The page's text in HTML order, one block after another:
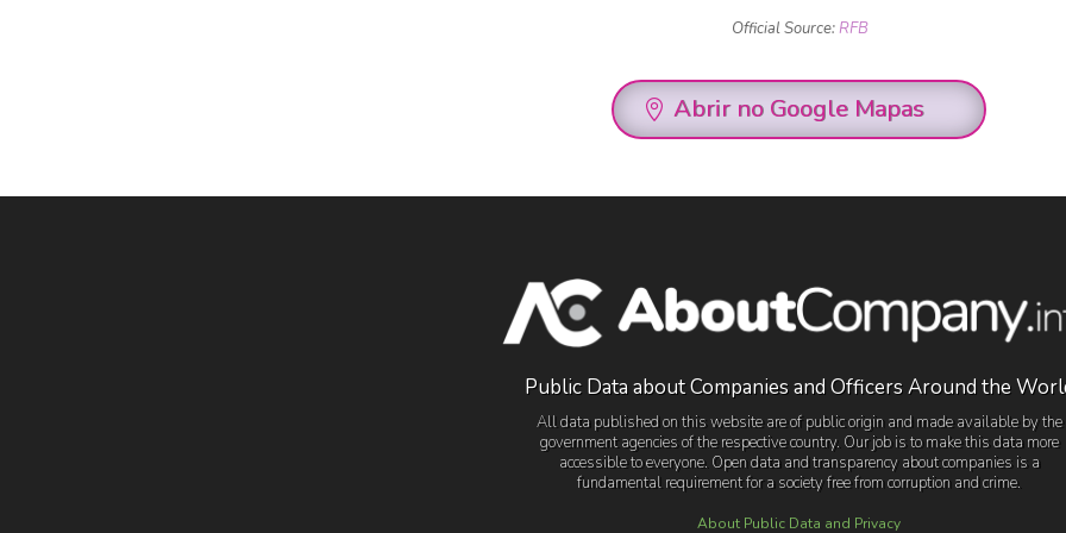
Official Source:RFB
Abrir no Google Mapas
Public Data about Companies and Officers Around the
All data published on this website are of public origin and made available by the
government agencies of the respective country. Our job is to make this data more
accessible to everyone. Open data and transparency about companies is a
fundamental requirement for a society free from corruption and crime.
About Public Data and Privacy